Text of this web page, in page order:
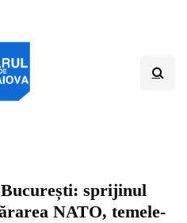
sprijinul
NATO, temele-